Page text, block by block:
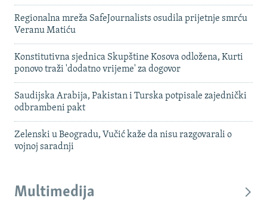
Regionalna mreža SafeJournalists osudila prijetnje smrću
Veranu Matiću
Konstitutivna sjednica Skupštine Kosova odložena, Kurti
ponovo traži 'dodatno vrijeme' za dogovor
Saudijska Arabija, Pakistan i Turska potpisale zajednički
odbrambeni pakt
Zelenski u Beogradu, Vučić kaže da nisu razgovarali o
vojnoj saradnji
Multimedija